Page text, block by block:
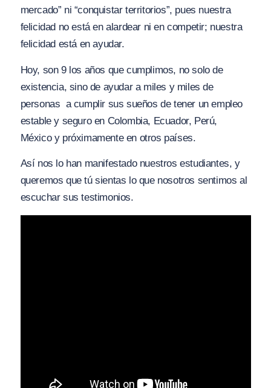
mercado” ni “conquistar territorios”, pues nuestra
felicidad no está en alardear ni en competir; nuestra
felicidad está en ayudar.
Hoy, son 9 los años que cumplimos, no solo de
existencia, sino de ayudar a miles y miles de
personas a cumplir sus sueños de tener un empleo
estable y seguro en Colombia, Ecuador, Perú,
México y próximamente en otros países.
Así nos lo han manifestado nuestros estudiantes, y
queremos que tú sientas lo que nosotros sentimos al
escuchar sus testimonios.